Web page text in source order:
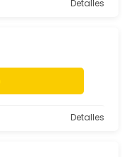
Detalles
Detalles